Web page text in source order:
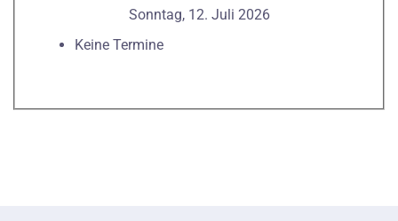
Sonntag, 12. Juli 2026
Keine Termine